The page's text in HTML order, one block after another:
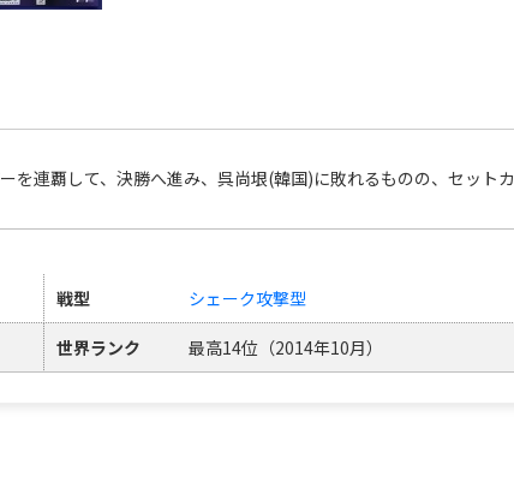
を連覇して、決勝へ進み、呉尚垠(韓国)に敗れるものの、セットカ
戦型 シェーク攻撃型
世界ランク 最高14位（2014年10月）